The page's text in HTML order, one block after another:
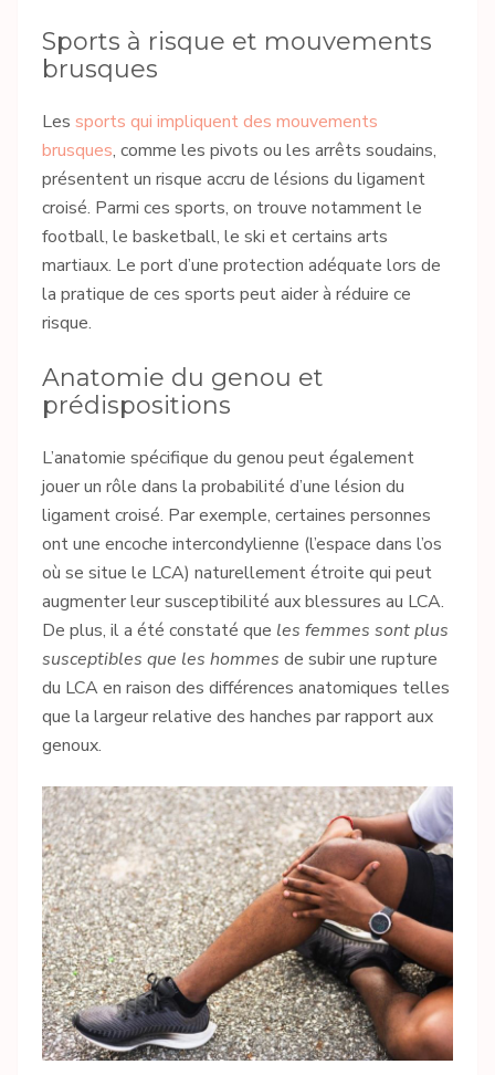
Sports à risque et mouvements
brusques
Les sports qui impliquent des mouvements
brusques, comme les pivots ou les arrêts soudains,
présentent un risque accru de lésions du ligament
croisé. Parmi ces sports, on trouve notamment le
football, le basketball, le ski et certains arts
martiaux. Le port d’une protection adéquate lors de
la pratique de ces sports peut aider à réduire ce
risque.
Anatomie du genou et
prédispositions
L’anatomie spécifique du genou peut également
jouer un rôle dans la probabilité d’une lésion du
ligament croisé. Par exemple, certaines personnes
ont une encoche intercondylienne (l’espace dans l’os
où se situe le LCA) naturellement étroite qui peut
augmenter leur susceptibilité aux blessures au LCA.
De plus, il a été constaté que les femmes sont plus
susceptibles que les hommes de subir une rupture
du LCA en raison des différences anatomiques telles
que la largeur relative des hanches par rapport aux
genoux.